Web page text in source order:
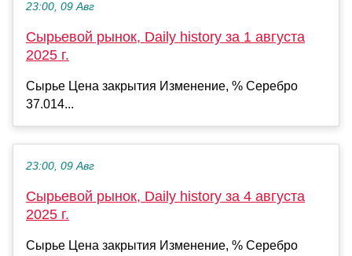
23:00, 09 Авг
Сырьевой рынок, Daily history за 1 августа
2025 г.
Сырье Цена закрытия Изменение, % Серебро
37.014...
23:00, 09 Авг
Сырьевой рынок, Daily history за 4 августа
2025 г.
Сырье Цена закрытия Изменение, % Серебро